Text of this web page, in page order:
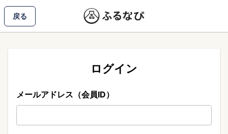
戻る
ログイン
メールアドレス（会員ID）